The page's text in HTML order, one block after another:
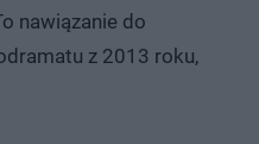
nawiązanie do
z 2013 roku,